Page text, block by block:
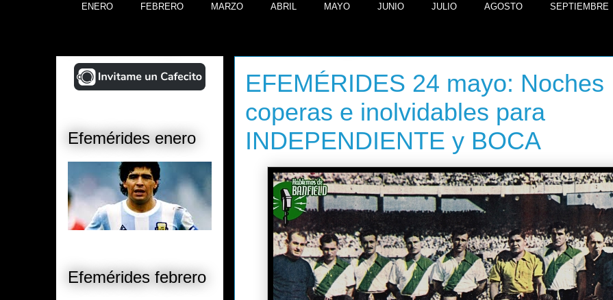
ENERO FEBRERO MARZO ABRIL MAYO JUNIO JULIO AGOSTO SEPTIEMBRE
EFEMÉRIDES 24 mayo: Noches
coperas e inolvidables para
INDEPENDIENTE y BOCA
Efemérides enero
Efemérides febrero